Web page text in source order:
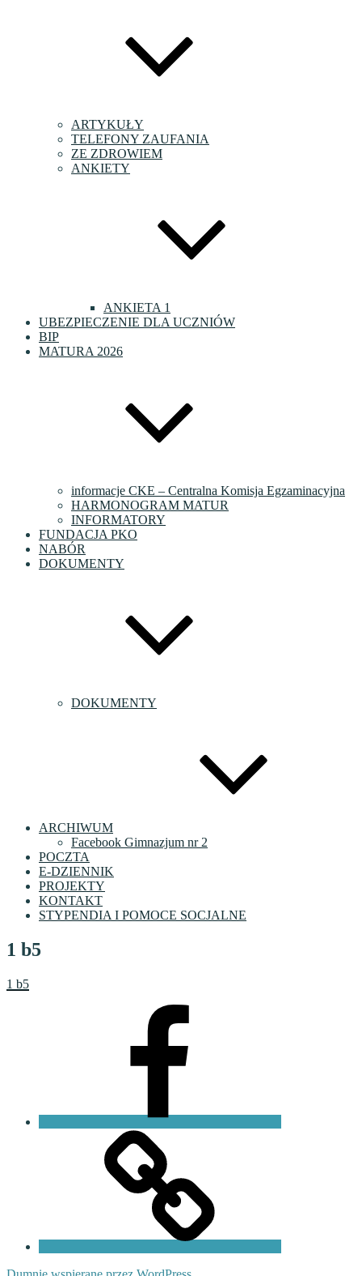
ARTYKUŁY
TELEFONY ZAUFANIA
ZE ZDROWIEM
ANKIETY
ANKIETA 1
UBEZPIECZENIE DLA UCZNIÓW
BIP
MATURA 2026
informacje CKE – Centralna Komisja Egzaminacyjna
HARMONOGRAM MATUR
INFORMATORY
FUNDACJA PKO
NABÓR
DOKUMENTY
DOKUMENTY
ARCHIWUM
Facebook Gimnazjum nr 2
POCZTA
E-DZIENNIK
PROJEKTY
KONTAKT
STYPENDIA I POMOCE SOCJALNE
1 b5
1 b5